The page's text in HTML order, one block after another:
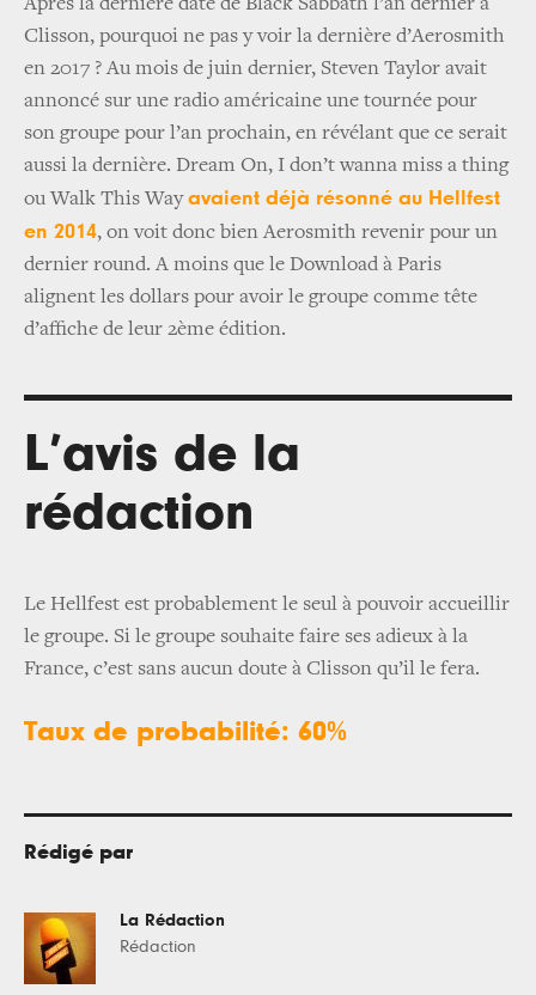
Après la dernière date de Black Sabbath l’an dernier à
Clisson, pourquoi ne pas y voir la dernière d’Aerosmith
en 2017 ? Au mois de juin dernier, Steven Taylor avait
annoncé sur une radio américaine une tournée pour
son groupe pour l’an prochain, en révélant que ce serait
aussi la dernière. Dream On, I don’t wanna miss a thing
ou Walk This Wayavaient déjà résonné au Hellfest
en 2014, on voit donc bien Aerosmith revenir pour un
dernier round. A moins que le Download à Paris
alignent les dollars pour avoir le groupe comme tête
d’affiche de leur 2ème édition.
L’avis de la
rédaction
Le Hellfest est probablement le seul à pouvoir accueillir
le groupe. Si le groupe souhaite faire ses adieux à la
France, c’est sans aucun doute à Clisson qu’il le fera.
Taux de probabilité: 60%
Rédigé par
La Rédaction
Rédaction